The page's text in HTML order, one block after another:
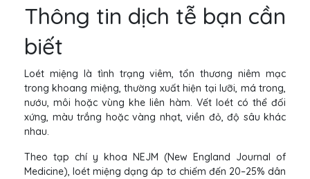
Thông tin dịch tễ bạn cần
biết
Loét miệng là tình trạng viêm, tổn thương niêm mạc
trong khoang miệng, thường xuất hiện tại lưỡi, má trong,
nướu, môi hoặc vùng khe liên hàm. Vết loét có thể đối
xứng, màu trắng hoặc vàng nhạt, viền đỏ, độ sâu khác
nhau.
Theo tạp chí y khoa NEJM (New England Journal of
Medicine), loét miệng dạng áp tơ chiếm đến 20–25% dân